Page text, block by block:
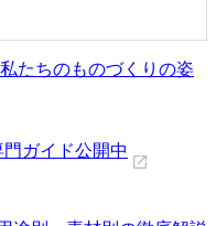
たちのものづくりの姿
ガイド公開中